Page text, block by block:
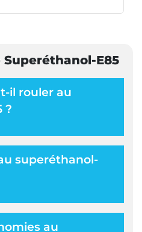
E85
il rouler au
?
superéthanol-
au